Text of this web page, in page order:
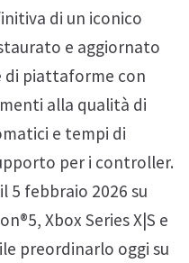
di un iconico
e aggiornato
di piattaforme con
alla qualità di
e tempi di
per i controller.
5 febbraio 2026 su
Xbox Series X|S e
preordinarlo oggi su